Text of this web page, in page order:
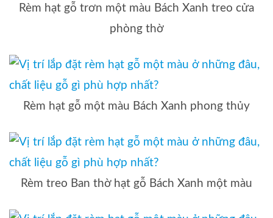
Rèm hạt gỗ trơn một màu Bách Xanh treo cửa
phòng thờ
Rèm hạt gỗ một màu Bách Xanh phong thủy
Rèm treo Ban thờ hạt gỗ Bách Xanh một màu